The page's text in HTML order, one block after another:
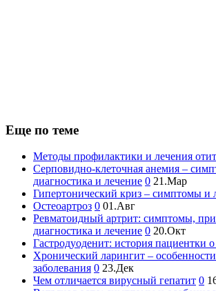
Еще по теме
Методы профилактики и лечения
Серповидно-клеточная анемия –
диагностика и лечение 0 21.Мар
Гипертонический криз – симптомы и
Остеоартроз 0 01.Авг
Ревматоидный артрит: симптомы,
диагностика и лечение 0 20.Окт
Гастродуоденит: история пациентки
Хронический ларингит –
заболевания 0 23.Дек
Чем отличается вирусный гепатит 0